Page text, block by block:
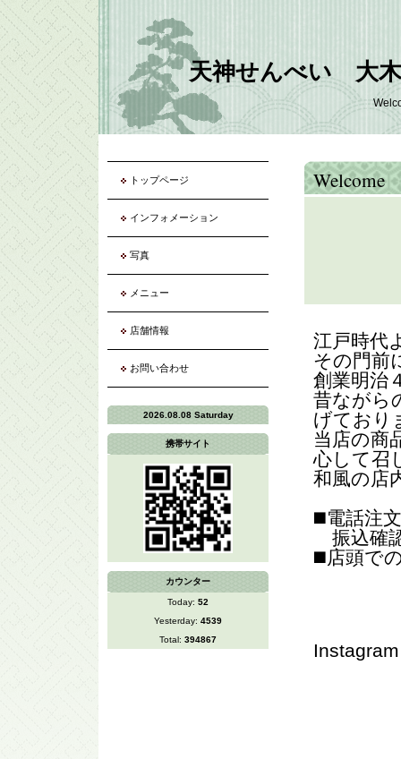
天神せんべい 大木
Welcome
江戸時代
その門前
創業明治
昔ながら
げており
当店の商
心して召
和風の店
◼️電話注
振込確
◼️店頭で
トップページ
インフォメーション
写真
メニュー
店舗情報
お問い合わせ
2026.08.08 Saturday
携帯サイト
カウンター
Today: 52
Yesterday: 4539
Total: 394867